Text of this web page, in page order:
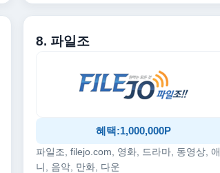
8. 파일조
혜택:1,000,000P
파일조, filejo.com, 영화, 드라마, 동영상, 애
니, 음악, 만화, 다운